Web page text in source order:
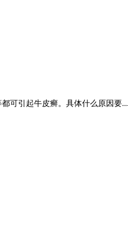
可引起牛皮癣。具体什么原因要...